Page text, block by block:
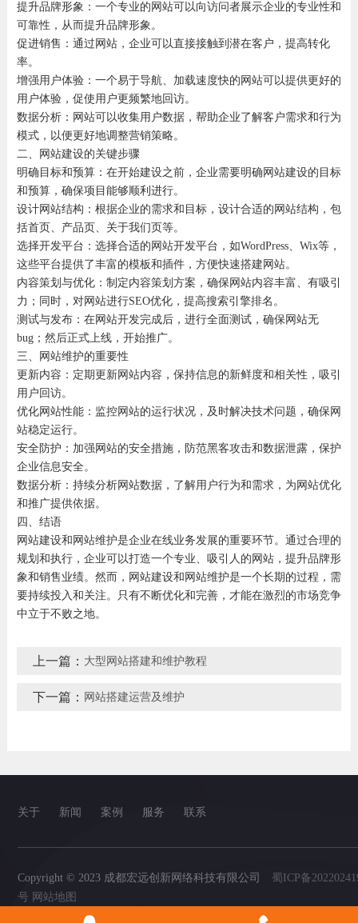
提升品牌形象：一个专业的网站可以向访问者展示企业的专业性和
可靠性，从而提升品牌形象。
促进销售：通过网站，企业可以直接接触到潜在客户，提高转化
率。
增强用户体验：一个易于导航、加载速度快的网站可以提供更好的
用户体验，促使用户更频繁地回访。
数据分析：网站可以收集用户数据，帮助企业了解客户需求和行为
模式，以便更好地调整营销策略。
二、网站建设的关键步骤
明确目标和预算：在开始建设之前，企业需要明确网站建设的目标
和预算，确保项目能够顺利进行。
设计网站结构：根据企业的需求和目标，设计合适的网站结构，包
括首页、产品页、关于我们页等。
选择开发平台：选择合适的网站开发平台，如WordPress、Wix等，
这些平台提供了丰富的模板和插件，方便快速搭建网站。
内容策划与优化：制定内容策划方案，确保网站内容丰富、有吸引
力；同时，对网站进行SEO优化，提高搜索引擎排名。
测试与发布：在网站开发完成后，进行全面测试，确保网站无
bug；然后正式上线，开始推广。
三、网站维护的重要性
更新内容：定期更新网站内容，保持信息的新鲜度和相关性，吸引
用户回访。
优化网站性能：监控网站的运行状况，及时解决技术问题，确保网
站稳定运行。
安全防护：加强网站的安全措施，防范黑客攻击和数据泄露，保护
企业信息安全。
数据分析：持续分析网站数据，了解用户行为和需求，为网站优化
和推广提供依据。
四、结语
网站建设和网站维护是企业在线业务发展的重要环节。通过合理的
规划和执行，企业可以打造一个专业、吸引人的网站，提升品牌形
象和销售业绩。然而，网站建设和网站维护是一个长期的过程，需
要持续投入和关注。只有不断优化和完善，才能在激烈的市场竞争
中立于不败之地。
上一篇： 大型网站搭建和维护教程
下一篇： 网站搭建运营及维护
关于 新闻 案例 服务 联系
Copyright © 2023 成都宏远创新网络科技有限公司 蜀ICP备
号 网站地图